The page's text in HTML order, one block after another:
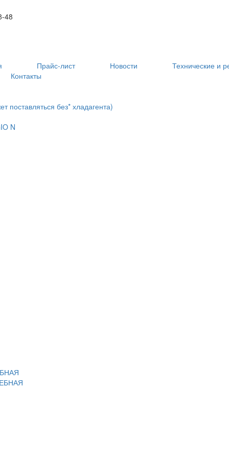
48
Прайс-лист Новости
Технические и
Контакты
без* хладагента)
N